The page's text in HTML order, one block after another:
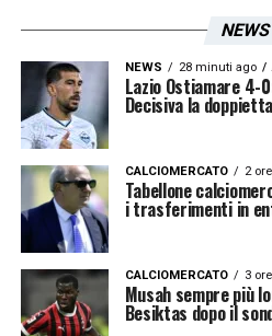
la differenza quando
LEGGI LE ULTIMISSIME
LA PLAYLIST DELLE
NEWS
NEWS 28 minuti ago
Lazio Ostiamare 4-
Decisiva la
CALCIOMERCATO 2
Tabellone
i trasferimenti in
CALCIOMERCATO 3
Musah sempre più
Besiktas dopo il